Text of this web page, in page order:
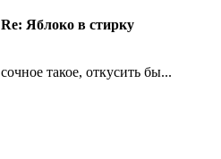
Re: Яблоко в стирку
сочное такое, откусить бы...